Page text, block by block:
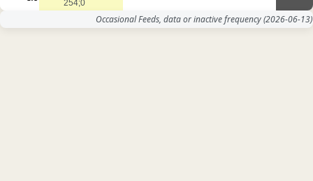
Occasional Feeds, data or